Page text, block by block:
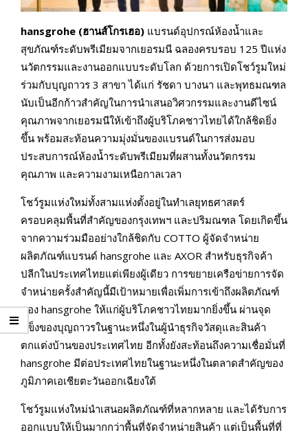
hansgrohe (ฮานส์โกรเฮอ) แบรนด์อุปกรณ์ห้องน้ำและ
สุขภัณฑ์ระดับพรีเมียมจากเยอรมนี ฉลองครบรอบ 125 ปีแห่ง
นวัตกรรมและงานออกแบบระดับโลก ด้วยการเปิดโชว์รูมใหม่
ร่วมกับบุญถาวร 3 สาขา ได้แก่ รัชดา บางนา และพุทธมณฑล
นับเป็นอีกก้าวสำคัญในการนำเสนอวิศวกรรมและงานดีไซน์
คุณภาพจากเยอรมนีให้เข้าถึงผู้บริโภคชาวไทยได้ใกล้ชิดยิ่ง
ขึ้น พร้อมสะท้อนความมุ่งมั่นของแบรนด์ในการส่งมอบ
ประสบการณ์ห้องน้ำระดับพรีเมียมที่ผสานทั้งนวัตกรรม
คุณภาพ และความงามเหนือกาลเวลา
โชว์รูมแห่งใหม่ทั้งสามแห่งตั้งอยู่ในทำเลยุทธศาสตร์
ครอบคลุมพื้นที่สำคัญของกรุงเทพฯ และปริมณฑล โดยเกิดขึ้น
จากความร่วมมืออย่างใกล้ชิดกับ COTTO ผู้จัดจำหน่าย
ผลิตภัณฑ์แบรนด์ hansgrohe และ AXOR สำหรับธุรกิจค้า
ปลีกในประเทศไทยแต่เพียงผู้เดียว การขยายเครือข่ายการจัด
จำหน่ายครั้งสำคัญนี้มีเป้าหมายเพื่อเพิ่มการเข้าถึงผลิตภัณฑ์
ของ hansgrohe ให้แก่ผู้บริโภคชาวไทยมากยิ่งขึ้น ผ่านจุด
แข็งของบุญถาวรในฐานะหนึ่งในผู้นำธุรกิจวัสดุและสินค้า
ตกแต่งบ้านของประเทศไทย อีกทั้งยังสะท้อนถึงความเชื่อมั่นที่
hansgrohe มีต่อประเทศไทยในฐานะหนึ่งในตลาดสำคัญของ
ภูมิภาคเอเชียตะวันออกเฉียงใต้
โชว์รูมแห่งใหม่นำเสนอผลิตภัณฑ์ที่หลากหลาย และได้รับการ
ออกแบบให้เป็นมากกว่าพื้นที่จัดจำหน่ายสินค้า แต่เป็นพื้นที่ที่